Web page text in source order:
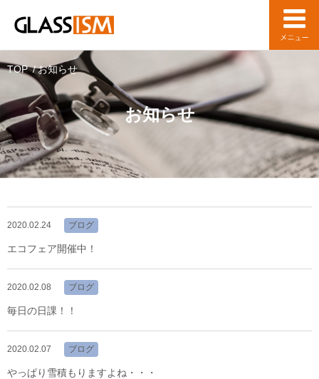
お知らせ
TOP お知らせ
2020.02.24 ブログ
エコフェア開催中！
2020.02.08 ブログ
毎日の日課！！
2020.02.07 ブログ
やっぱり雪積もりますよね・・・